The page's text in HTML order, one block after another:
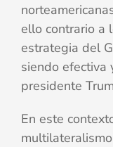
ello contrario a
estrategia del
siendo efectiva
presidente
En este